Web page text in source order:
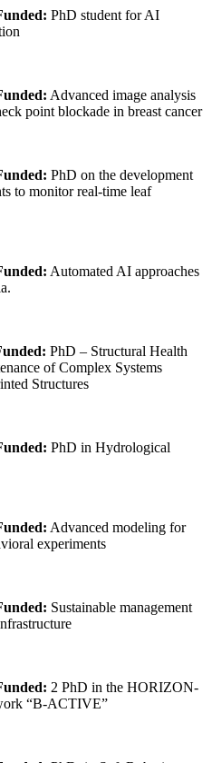
PhD student for AI
Advanced image analysis
point blockade in breast cancer
PhD on the development
to monitor real-time leaf
Automated AI approaches
PhD – Structural Health
of Complex Systems
Structures
PhD in Hydrological
Advanced modeling for
experiments
Sustainable management
2 PhD in the HORIZON-
“B-ACTIVE”